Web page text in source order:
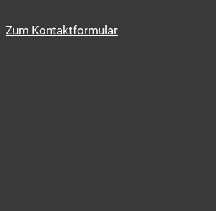
Zum Kontaktformular